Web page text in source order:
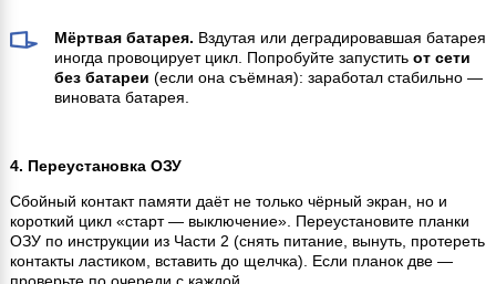
Мёртвая батарея. Вздутая или деградировавшая батарея
иногда провоцирует цикл. Попробуйте запустить от сети
без батареи (если она съёмная): заработал стабильно —
виновата батарея.
4. Переустановка ОЗУ
Сбойный контакт памяти даёт не только чёрный экран, но и
короткий цикл «старт — выключение». Переустановите планки
ОЗУ по инструкции из Части 2 (снять питание, вынуть, протереть
контакты ластиком, вставить до щелчка). Если планок две —
проверьте по очереди с каждой.